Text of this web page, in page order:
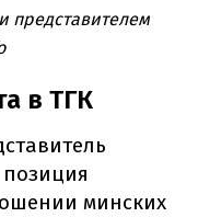
представителем
в ТГК
минских